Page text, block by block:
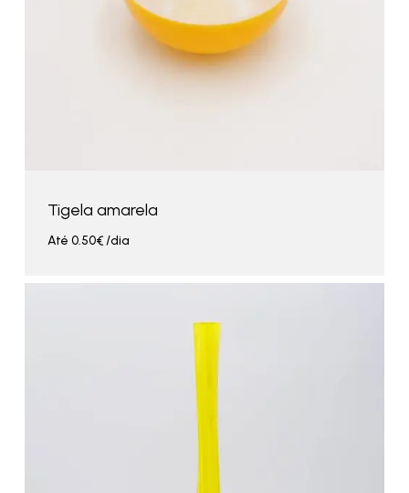
Tigela amarela
Até 0.50€/dia